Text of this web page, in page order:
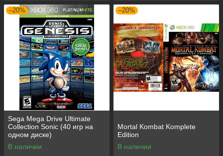
–20%
Sega Mega Drive Ultimate
Collection Sonic (40 игр на
одном диске)
В наличии
–20%
Mortal Kombat Komplete
Edition
В наличии